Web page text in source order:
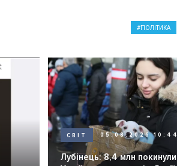
ПОЛІТИКА
СВІТ 05.08.2026 10:44
Лубінець: 8,4 млн покинули